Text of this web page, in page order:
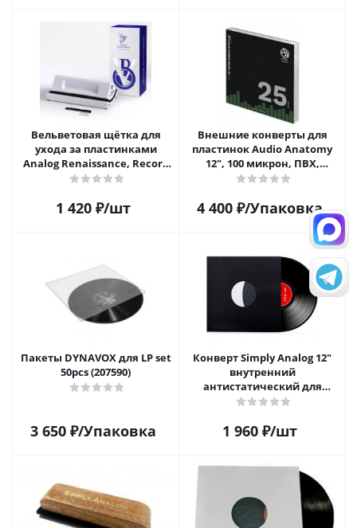
Вельветовая щётка для
ухода за пластинками
Analog Renaissance, Record
Velvet Brush, AR-7152, White
1 420₽/шт
Внешние конверты для
пластинок Audio Anatomy
12", 100 микрон, ПВХ,
GATEFOLD (25 шт)
4 400₽/Упаковка
Пакеты DYNAVOX для LP set
50pcs (207590)
3 650₽/Упаковка
Конверт Simply Analog 12"
внутренний
антистатический для
пластинок (25 шт)
1 960₽/шт